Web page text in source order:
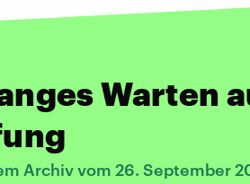
Warten
Archiv vom 26. September